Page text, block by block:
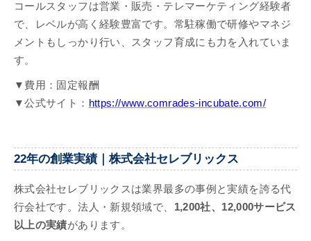
コールスタッフは営業・販売・テレマーケティング経験者
で、レベルが高く経験豊富です。常駐稼働で研修やマネジ
メントもしっかり行い、スタッフ育成にも力を入れていま
す。
▼費用：固定報酬
▼公式サイト： https://www.comrades-incubate.com/
22年の創業実績｜株式会社セレブリックス
株式会社セレブリックスは業界最多の事例と実績を誇る代
行会社です。法人・新規領域で、 1,200社、12,000サービス
以上の実績があります。